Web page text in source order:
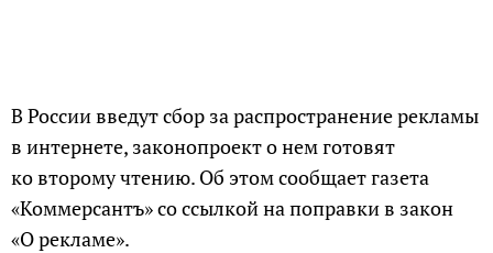
В России введут сбор за распространение рекламы
в интернете, законопроект о нем готовят
ко второму чтению. Об этом сообщает газета
«Коммерсантъ» со ссылкой на поправки в закон
«О рекламе».